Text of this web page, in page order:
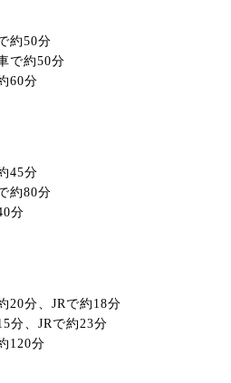
約50分
で約50分
60分
45分
約80分
分
20分、JRで約18分
分、JRで約23分
120分